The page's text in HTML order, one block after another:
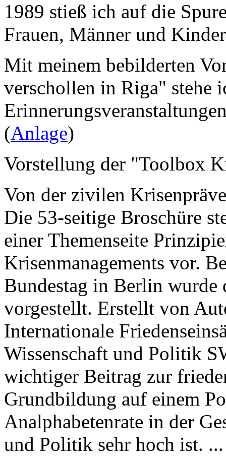
1989 stieß ich auf die
Frauen, Männer und
Mit meinem bebilderten
verschollen in Riga" stehe
(Anlage)
Vorstellung der "Toolbox
Von der zivilen
Die 53-seitige Broschüre
einer Themenseite
Krisenmanagements vor.
Bundestag in Berlin
vorgestellt. Erstellt von
Internationale
Wissenschaft und Politik
wichtiger Beitrag zur
Grundbildung auf einem
Analphabetenrate in der
und Politik sehr hoch ist.